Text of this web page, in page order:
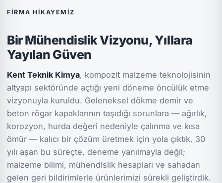
FIRMA HIKAYEMIZ
Bir Mühendislik Vizyonu, Yıllara
Yayılan Güven
Kent Teknik Kimya, kompozit malzeme teknolojisinin
altyapı sektöründe açtığı yeni döneme öncülük etme
vizyonuyla kuruldu. Geleneksel dökme demir ve
beton rögar kapaklarının taşıdığı sorunlara — ağırlık,
korozyon, hurda değeri nedeniyle çalınma ve kısa
ömür — kalıcı bir çözüm üretmek için yola çıktık. 30
yılı aşan bu süreçte, deneme yanılmayla değil;
malzeme bilimi, mühendislik hesapları ve sahadan
gelen geri bildirimlerle ürünlerimizi sürekli geliştirdik.